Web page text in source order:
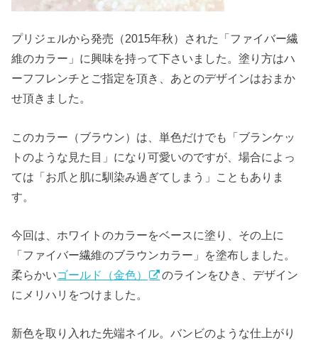
プリジェルから発売（2015年秋）された「ファイバー繊
維のカラー」に興味を持って下さいました。塗り方はハ
ーフフレンチとご指定を頂き、あとのデザインはおまか
せ頂きました。
このカラー（ブラウン）は、単色だけでも「ブランケッ
トのような見た目」になり可愛いのですが、場合によっ
ては「お爪と肌に馴染み過ぎてしまう」こともありま
す。
今回は、ホワイトのカラーをベースに塗り、その上に
「ファイバー繊維のブラウンカラー」を塗布しました。
柔らかいゴールド（金色）
のラインをひき、デザイン
にメリハリをつけました。
新色を取り入れた先端ネイル。バンビのような仕上がり